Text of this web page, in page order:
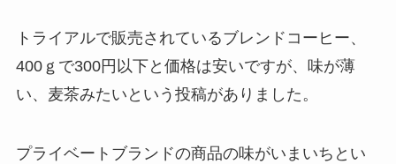
トライアルで販売されているブレンドコーヒー、
400ｇで300円以下と価格は安いですが、味が薄
い、麦茶みたいという投稿がありました。
プライベートブランドの商品の味がいまいちとい